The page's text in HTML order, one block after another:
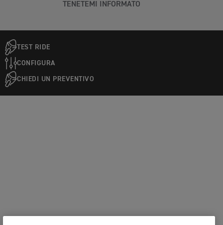
TENETEMI INFORMATO
TEST RIDE
CONFIGURA
CHIEDI UN PREVENTIVO